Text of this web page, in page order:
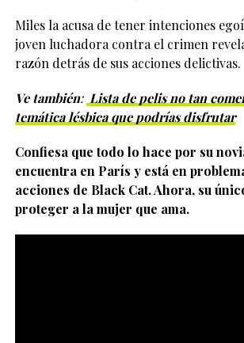
Miles la acusa de tener intenciones
joven luchadora contra el crimen
razón detrás de sus acciones delictivas.
Ve también: Lista de pelis no tan
temática lésbica que podrías disfrutar
Confiesa que todo lo hace por su
encuentra en París y está en
acciones de Black Cat. Ahora, su
proteger a la mujer que ama.